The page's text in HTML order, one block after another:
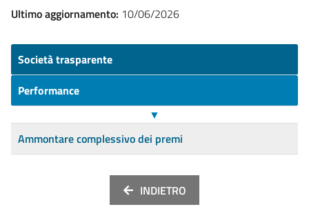
Ultimo aggiornamento: 10/06/2026
Società trasparente
Performance
▼
Ammontare complessivo dei premi
INDIETRO